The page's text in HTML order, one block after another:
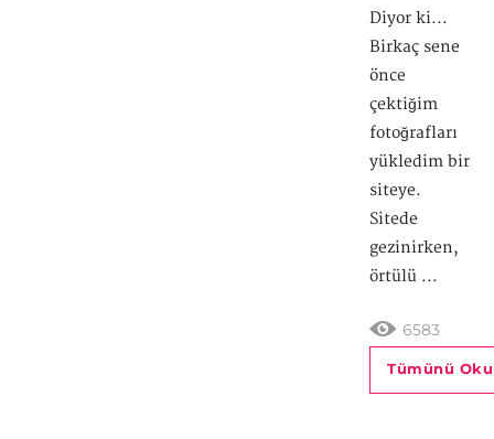
Diyor ki...
Birkaç sene
önce
çektiğim
fotoğrafları
yükledim bir
siteye.
Sitede
gezinirken,
örtülü ...
6583
Tümünü Oku